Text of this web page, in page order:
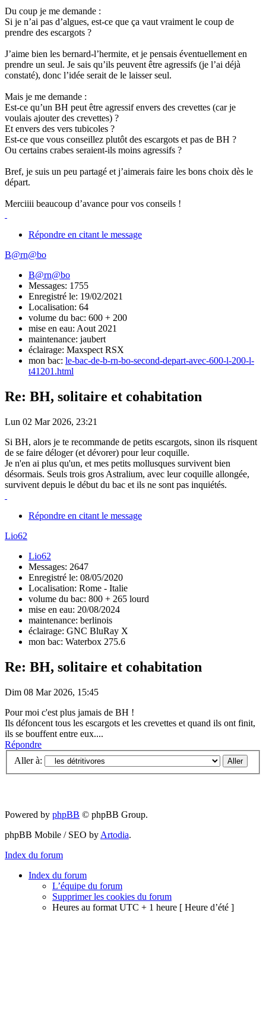
Du coup je me demande :
Si je n’ai pas d’algues, est-ce que ça vaut vraiment le coup de
prendre des escargots ?
J’aime bien les bernard-l’hermite, et je pensais éventuellement en
prendre un seul. Je sais qu’ils peuvent être agressifs (je l’ai déjà
constaté), donc l’idée serait de le laisser seul.
Mais je me demande :
Est-ce qu’un BH peut être agressif envers des crevettes (car je
voulais ajouter des crevettes) ?
Et envers des vers tubicoles ?
Est-ce que vous conseillez plutôt des escargots et pas de BH ?
Ou certains crabes seraient-ils moins agressifs ?
Bref, je suis un peu partagé et j’aimerais faire les bons choix dès le
départ.
Merciiii beaucoup d’avance pour vos conseils !
Répondre en citant le message
B@rn@bo
B@rn@bo
Messages: 1755
Enregistré le: 19/02/2021
Localisation: 64
volume du bac: 600 + 200
mise en eau: Aout 2021
maintenance: jaubert
éclairage: Maxspect RSX
mon bac: le-bac-de-b-rn-bo-second-depart-avec-600-l-200-l-
t41201.html
Re: BH, solitaire et cohabitation
Lun 02 Mar 2026, 23:21
Si BH, alors je te recommande de petits escargots, sinon ils risquent
de se faire déloger (et dévorer) pour leur coquille.
Je n'en ai plus qu'un, et mes petits mollusques survivent bien
désormais. Seuls trois gros Astralium, avec leur coquille allongée,
survivent depuis le début du bac et ils ne sont pas inquiétés.
Répondre en citant le message
Lio62
Lio62
Messages: 2647
Enregistré le: 08/05/2020
Localisation: Rome - Italie
volume du bac: 800 + 265 lourd
mise en eau: 20/08/2024
maintenance: berlinois
éclairage: GNC BluRay X
mon bac: Waterbox 275.6
Re: BH, solitaire et cohabitation
Dim 08 Mar 2026, 15:45
Pour moi c'est plus jamais de BH !
Ils défoncent tous les escargots et les crevettes et quand ils ont finit,
ils se bouffent entre eux....
Répondre
Aller à:
Powered by phpBB © phpBB Group.
phpBB Mobile / SEO by Artodia.
Index du forum
Index du forum
L’équipe du forum
Supprimer les cookies du forum
Heures au format UTC + 1 heure [ Heure d’été ]